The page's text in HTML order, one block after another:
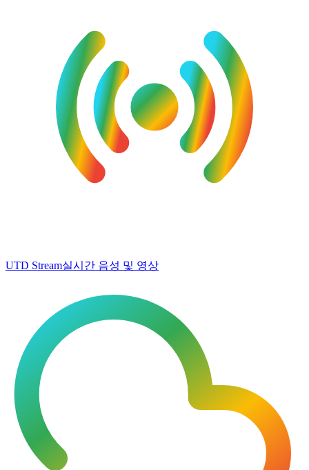
UTD Stream실시간 음성 및 영상